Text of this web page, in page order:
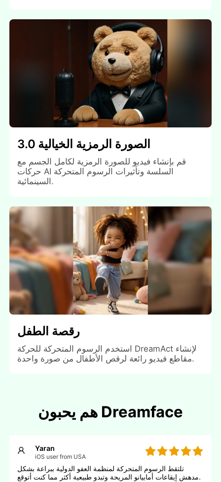
الصورة الرمزية الخيالية 3.0
قم بإنشاء فيديو للصورة الرمزية لكامل الجسم مع
حركات AI السلسة وتأثيرات الرسوم المتحركة
السينمائية.
رقصة الطفل
استخدم الرسوم المتحركة للحركة DreamAct لإنشاء
مقاطع فيديو رائعة لرقص الأطفال من صورة واحدة.
هم يحبون Dreamface
Yaran
iOS user from USA
تلتقط الرسوم المتحركة لمنظمة العفو الدولية ببراعة بشكل
مدهش إيقاعات أمابيانو المريحة وتبدو طبيعية أكثر مما كنت أتوقع.